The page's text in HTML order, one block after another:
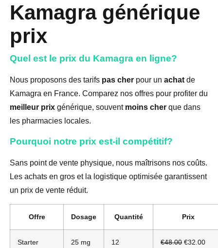
Kamagra générique
prix
Quel est le prix du Kamagra en ligne?
Nous proposons des tarifs pas cher pour un achat de
Kamagra en France. Comparez nos offres pour profiter du
meilleur prix générique, souvent moins cher que dans
les pharmacies locales.
Pourquoi notre prix est-il compétitif?
Sans point de vente physique, nous maîtrisons nos coûts.
Les achats en gros et la logistique optimisée garantissent
un prix de vente réduit.
Offre Dosage Quantité Prix
Starter 25 mg
12
€48.00 €32.00